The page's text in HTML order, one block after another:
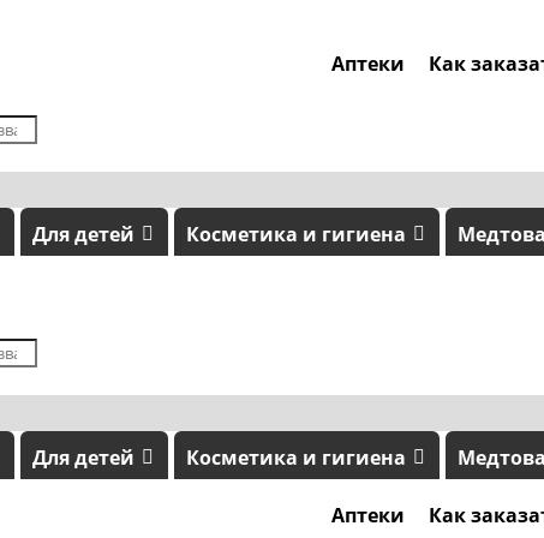
Аптеки Как
Для детей Косметика и гигиена
Для детей Косметика и гигиена
Аптеки Как